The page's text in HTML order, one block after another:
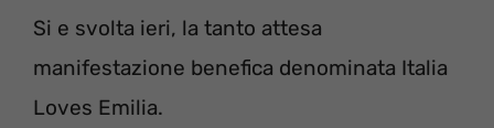
Si e svolta ieri, la tanto attesa
manifestazione benefica denominata Italia
Loves Emilia.